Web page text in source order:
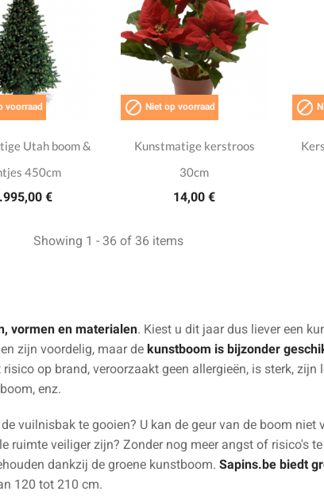
voorraad
Utah boom &
450cm
€
 Niet op voorraad
Kunstmatige kerstroos
30cm
14,00 €

Showing 1 - 36 of 36 items
vormen en materialen. Kiest u dit jaar dus liever een
zijn voordelig, maar de kunstboom is bijzonder
risico op brand, veroorzaakt geen allergieën, is sterk, zijn
enz.
vuilnisbak te gooien? U kan de geur van de boom niet
ruimte veiliger zijn? Zonder nog meer angst of risico's
dankzij de groene kunstboom. Sapins.be biedt
120 tot 210 cm.